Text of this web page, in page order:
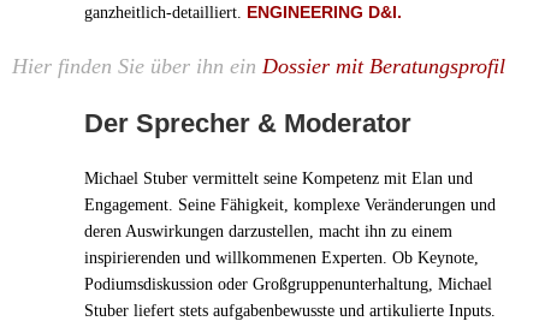
ganzheitlich-detailliert. ENGINEERING D&I.
Hier finden Sie über ihn ein Dossier mit Beratungsprofil
Der Sprecher & Moderator
Michael Stuber vermittelt seine Kompetenz mit Elan und
Engagement. Seine Fähigkeit, komplexe Veränderungen und
deren Auswirkungen darzustellen, macht ihn zu einem
inspirierenden und willkommenen Experten. Ob Keynote,
Podiumsdiskussion oder Großgruppenunterhaltung, Michael
Stuber liefert stets aufgabenbewusste und artikulierte Inputs.